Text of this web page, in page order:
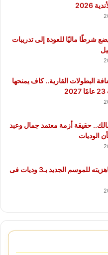
2026
شرطًا ماليًا للعودة إلى تدريبات
البطولات القارية.. كاف يمنحها
حقيقة أزمة معتمد جمال وعبد
الوديات
المصرى يرفع جاهزيته للموسم الجديد بـ3 وديات فى